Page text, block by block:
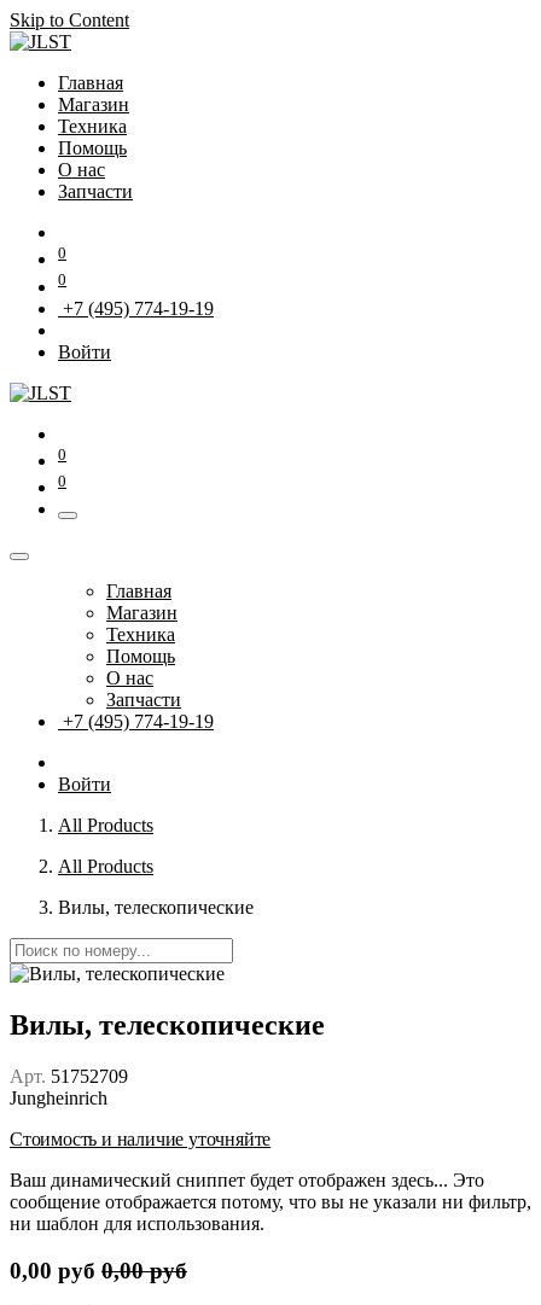
Skip to Content
Главная
Магазин
Техника
Помощь
О нас
Запчасти
0
0
+7 (495) 774-19-19
Войти
0
0
Главная
Магазин
Техника
Помощь
О нас
Запчасти
+7 (495) 774-19-19
Войти
All Products
All Products
Вилы, телескопические
Вилы, телескопические
Арт. 51752709
Jungheinrich
Стоимость и наличие уточняйте
Ваш динамический сниппет будет отображен здесь... Это
сообщение отображается потому, что вы не указали ни фильтр,
ни шаблон для использования.
0,00 руб 0,00руб